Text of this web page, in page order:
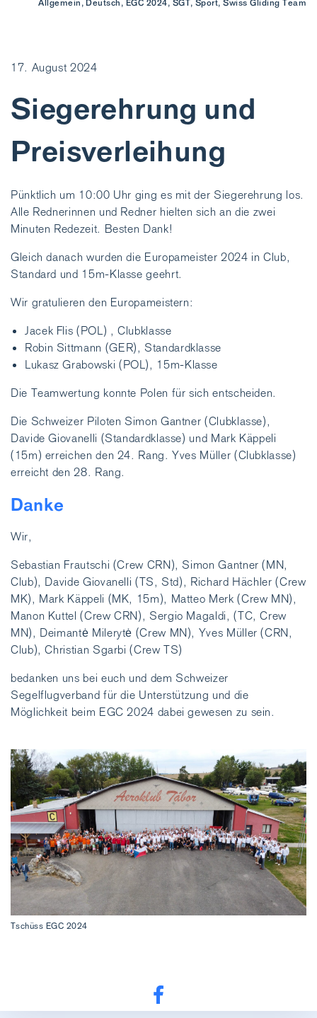
Allgemein, Deutsch, EGC 2024, SGT, Sport, Swiss Gliding Team
17. August 2024
Siegerehrung und
Preisverleihung
Pünktlich um 10:00 Uhr ging es mit der Siegerehrung los.
Alle Rednerinnen und Redner hielten sich an die zwei
Minuten Redezeit. Besten Dank!
Gleich danach wurden die Europameister 2024 in Club,
Standard und 15m-Klasse geehrt.
Wir gratulieren den Europameistern:
Jacek Flis (POL) , Clubklasse
Robin Sittmann (GER), Standardklasse
Lukasz Grabowski (POL), 15m-Klasse
Die Teamwertung konnte Polen für sich entscheiden.
Die Schweizer Piloten Simon Gantner (Clubklasse),
Davide Giovanelli (Standardklasse) und Mark Käppeli
(15m) erreichen den 24. Rang. Yves Müller (Clubklasse)
erreicht den 28. Rang.
Danke
Wir,
Sebastian Frautschi (Crew CRN), Simon Gantner (MN,
Club), Davide Giovanelli (TS, Std), Richard Hächler (Crew
MK), Mark Käppeli (MK, 15m), Matteo Merk (Crew MN),
Manon Kuttel (Crew CRN), Sergio Magaldi, (TC, Crew
MN), Deimantė Milerytė (Crew MN), Yves Müller (CRN,
Club), Christian Sgarbi (Crew TS)
bedanken uns bei euch und dem Schweizer
Segelflugverband für die Unterstützung und die
Möglichkeit beim EGC 2024 dabei gewesen zu sein.
Tschüss EGC 2024